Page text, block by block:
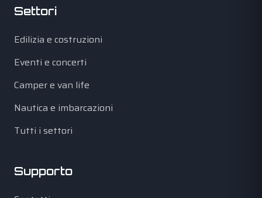
Settori
Edilizia e costruzioni
Eventi e concerti
Camper e van life
Nautica e imbarcazioni
Tutti i settori
Supporto